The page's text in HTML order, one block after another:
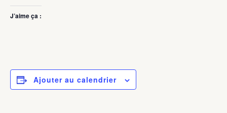
J’aime ça :
Ajouter au calendrier